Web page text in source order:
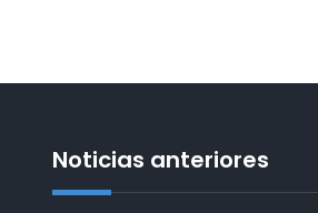
Noticias anteriores